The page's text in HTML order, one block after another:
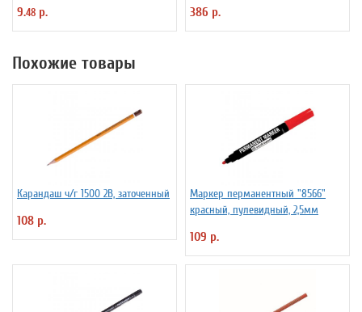
9.48 р. 386 р.
Похожие товары
Карандаш ч/г 1500 2B, заточенный
108 р.
Маркер перманентный "8566"
красный, пулевидный, 2,5мм
109 р.